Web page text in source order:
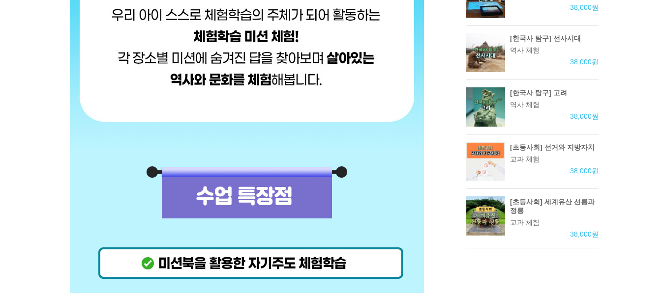
38,000원
[한국사 탐구] 선사시대
역사 체험
38,000원
[한국사 탐구] 고려
역사 체험
38,000원
[초등사회] 선거와 지방자치
교과 체험
38,000원
[초등사회] 세계유산 선릉과
정릉
교과 체험
38,000원